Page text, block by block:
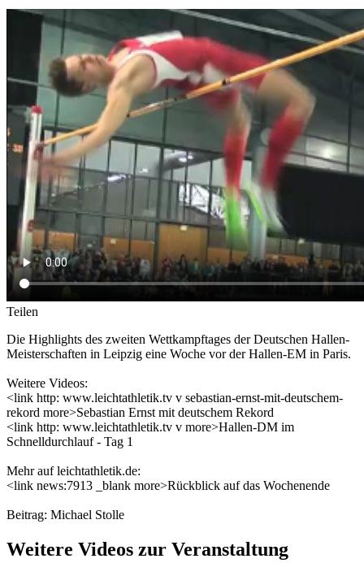
Teilen
Die Highlights des zweiten Wettkampftages der Deutschen Hallen-
Meisterschaften in Leipzig eine Woche vor der Hallen-EM in Paris.
Weitere Videos:
<link http: www.leichtathletik.tv v sebastian-ernst-mit-deutschem-
rekord more>Sebastian Ernst mit deutschem Rekord
<link http: www.leichtathletik.tv v more>Hallen-DM im
Schnelldurchlauf - Tag 1
Mehr auf leichtathletik.de:
<link news:7913 _blank more>Rückblick auf das Wochenende
Beitrag: Michael Stolle
Weitere Videos zur Veranstaltung